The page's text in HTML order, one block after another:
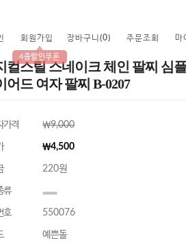
회원가입
4종할인쿠폰
장바구니 (0) 주문조회 마
컬스틸 스네이크 체인 팔찌 심
어드 여자 팔찌 B-0207
가격 ￦9,000
￦4,500
220원
류
호 550076
예쁜돌